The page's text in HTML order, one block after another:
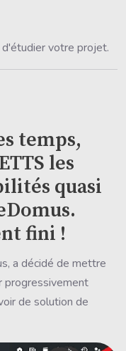
votre projet.
temps,
les
quasi
fini !
a décidé de mettre
progressivement
de solution de